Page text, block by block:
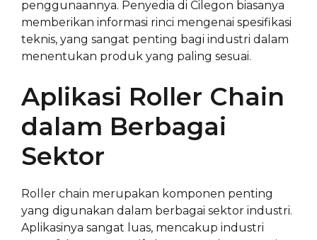
penggunaannya. Penyedia di Cilegon biasanya
memberikan informasi rinci mengenai spesifikasi
teknis, yang sangat penting bagi industri dalam
menentukan produk yang paling sesuai.
Aplikasi Roller Chain
dalam Berbagai
Sektor
Roller chain merupakan komponen penting
yang digunakan dalam berbagai sektor industri.
Aplikasinya sangat luas, mencakup industri